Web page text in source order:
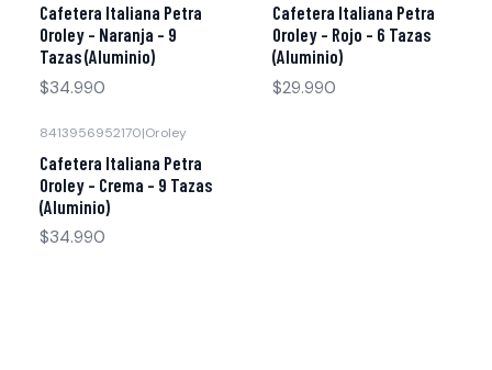
Cafetera Italiana Petra
Oroley - Naranja - 9
Tazas (Aluminio)
$34.990
Cafetera Italiana Petra
Oroley - Rojo - 6 Tazas
(Aluminio)
$29.990
8413956952170|Oroley
Cafetera Italiana Petra
Oroley - Crema - 9 Tazas
(Aluminio)
$34.990